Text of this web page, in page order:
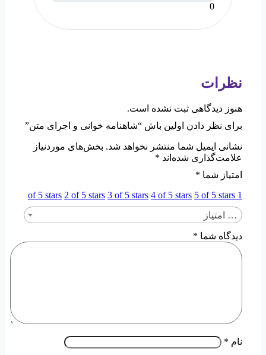
0
نظرات
هنوز دیدگاهی ثبت نشده است.
برای نظر دادن اولین باش “شاهنامه خوانی و اجرای متن”
نشانی ایمیل شما منتشر نخواهد شد. بخش‌های موردنیاز
علامت‌گذاری شده‌اند *
امتیاز شما *
1 of 5 stars
2 of 5 stars 3 of 5 stars 4 of 5 stars 5 of 5 stars
… امتیاز
دیدگاه شما *
نام *